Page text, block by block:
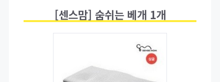
[센스맘] 숨쉬는 베개 1개